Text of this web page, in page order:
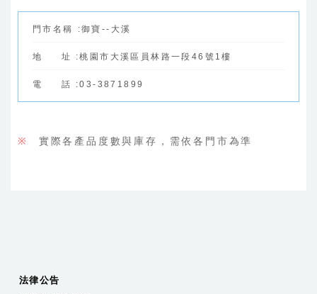
門市 名稱 :御寶--大溪
地 址 :桃園市大溪區員林路一段46號1樓
電 話 :03-3871899
※ 實際各產品度數與庫存，需依各門市為準
法律公告